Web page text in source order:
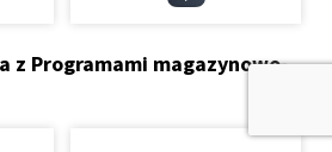
z Programami magazynowo-